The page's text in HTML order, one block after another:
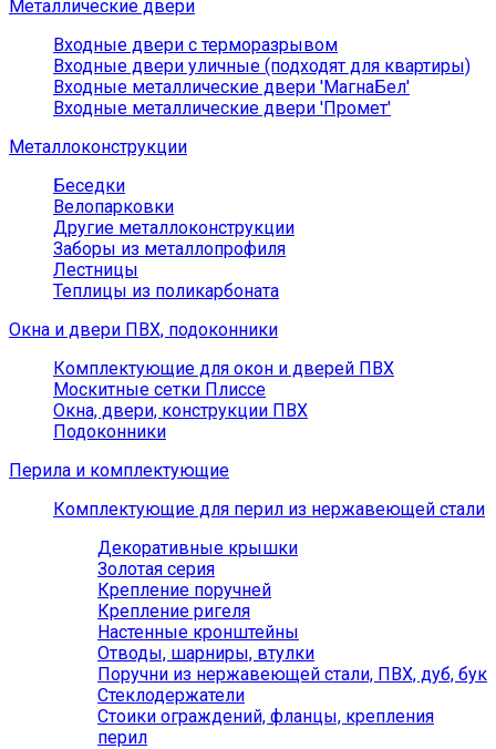
Металлические двери
Входные двери с терморазрывом
Входные двери уличные (подходят для квартиры)
Входные металлические двери 'МагнаБел'
Входные металлические двери 'Промет'
Металлоконструкции
Беседки
Велопарковки
Другие металлоконструкции
Заборы из металлопрофиля
Лестницы
Теплицы из поликарбоната
Окна и двери ПВХ, подоконники
Комплектующие для окон и дверей ПВХ
Москитные сетки Плиссе
Окна, двери, конструкции ПВХ
Подоконники
Перила и комплектующие
Комплектующие для перил из нержавеющей стали
Декоративные крышки
Золотая серия
Крепление поручней
Крепление ригеля
Настенные кронштейны
Отводы, шарниры, втулки
Поручни из нержавеющей стали, ПВХ, дуб, бук
Стеклодержатели
Стоики ограждений, фланцы, крепления
перил